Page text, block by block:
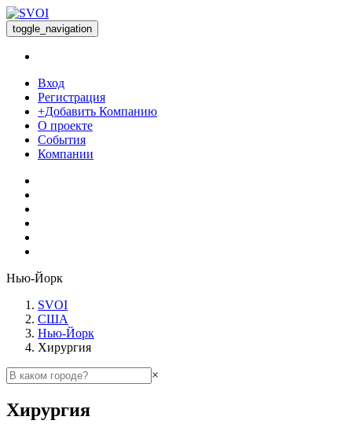
toggle_navigation
Вход
Регистрация
+Добавить Компанию
О проекте
События
Компании
Нью-Йорк
SVOI
США
Нью-Йорк
Хирургия
×
Хирургия